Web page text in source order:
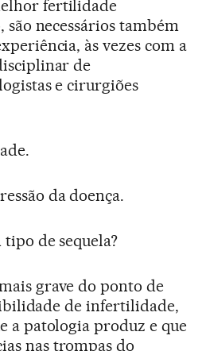
fertilidade
são necessários também
às vezes com a
de
e cirurgiões
da doença.
de sequela?
grave do ponto de
de infertilidade,
a patologia produz e que
nas trompas do